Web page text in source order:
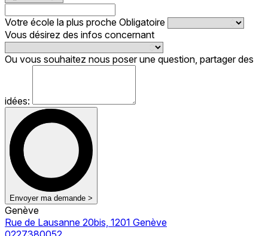
Votre école la plus proche Obligatoire
Vous désirez des infos concernant
Ou vous souhaitez nous poser une question, partager des
idées:
Envoyer ma demande >
Genève
Rue de Lausanne 20bis, 1201 Genève